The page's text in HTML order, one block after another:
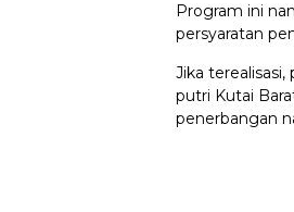
Program ini
persyaratan
Jika
putri Kutai
penerbangan